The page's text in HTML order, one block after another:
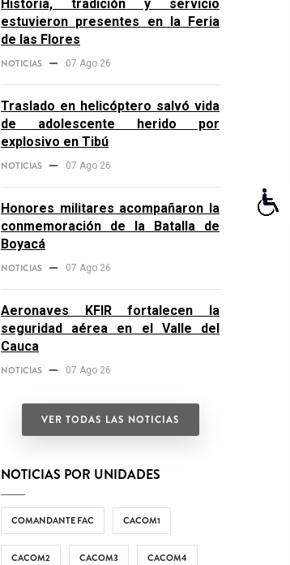
Historia, tradición y servicio
estuvieron presentes en la Feria
de las Flores
NOTICIAS 07 Ago 26
Traslado en helicóptero salvó vida
de adolescente herido por
explosivo en Tibú
NOTICIAS 07 Ago 26
Honores militares acompañaron la
conmemoración de la Batalla de
Boyacá
NOTICIAS 07 Ago 26
Aeronaves KFIR fortalecen la
seguridad aérea en el Valle del
Cauca
NOTICIAS 07 Ago 26
VER TODAS LAS NOTICIAS
NOTICIAS POR UNIDADES
COMANDANTE FAC CACOM1
CACOM2 CACOM3 CACOM4